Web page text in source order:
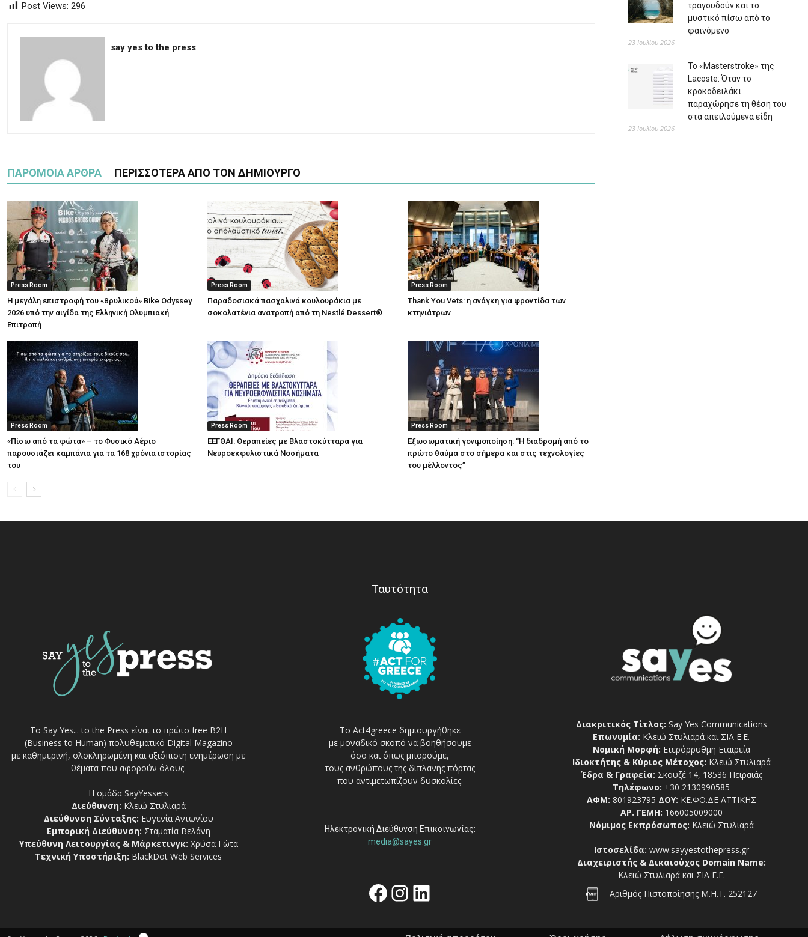
Post Views: 296
say yes to the press
ΠΑΡΟΜΟΙΑ ΑΡΘΡΑ ΠΕΡΙΣΣΟΤΕΡΑ ΑΠΟ ΤΟΝ ΔΗΜΙΟΥΡΓΟ
Press Room
Η μεγάλη επιστροφή του «θρυλικού» Bike Odyssey
2026 υπό την αιγίδα της Ελληνική Ολυμπιακή
Επιτροπή
Press Room
Παραδοσιακά πασχαλινά κουλουράκια με
σοκολατένια ανατροπή από τη Nestlé Dessert®
Press Room
Thank You Vets: η ανάγκη για φροντίδα των
κτηνιάτρων
Press Room
«Πίσω από τα φώτα» – το Φυσικό Αέριο
παρουσιάζει καμπάνια για τα 168 χρόνια ιστορίας
του
Press Room
ΕΕΓΘΑΙ: Θεραπείες με Βλαστοκύτταρα για
Νευροεκφυλιστικά Νοσήματα
Press Room
Eξωσωματική γονιμοποίηση: “Η διαδρομή από το
πρώτο θαύμα στο σήμερα και στις τεχνολογίες
του μέλλοντος’’
τραγουδούν και το
μυστικό πίσω από το
φαινόμενο
23 Ιουλίου 2026
Το «Masterstroke» της
Lacoste: Όταν το
κροκοδειλάκι
παραχώρησε τη θέση του
στα απειλούμενα είδη
23 Ιουλίου 2026
Το Say Yes... to the Press είναι το πρώτο free Β2Η
(Business to Human) πολυθεματικό Digital Magazino
με καθημερινή, ολοκληρωμένη και αξιόπιστη ενημέρωση με
θέματα που αφορούν όλους.
Η ομάδα SayYessers
Διεύθυνση: Κλειώ Στυλιαρά
Διεύθυνση Σύνταξης: Ευγενία Αντωνίου
Εμπορική Διεύθυνση: Σταματία Βελάνη
Υπεύθυνη Λειτουργίας & Μάρκετινγκ: Χρύσα Γώτα
Τεχνική Υποστήριξη: BlackDot Web Services
Ταυτότητα
Το Act4greece δημιουργήθηκε
με μοναδικό σκοπό να βοηθήσουμε
όσο και όπως μπορούμε,
τους ανθρώπους της διπλανής πόρτας
που αντιμετωπίζουν δυσκολίες.
Ηλεκτρονική Διεύθυνση Επικοινωνίας:
media@sayes.gr
Facebook
Instagram
Linkedin
Διακριτικός Τίτλος: Say Yes Communications
Επωνυμία: Κλειώ Στυλιαρά και ΣΙΑ Ε.Ε.
Νομική Μορφή: Ετερόρρυθμη Εταιρεία
Ιδιοκτήτης & Κύριος Μέτοχος: Κλειώ Στυλιαρά
Έδρα & Γραφεία: Σκουζέ 14, 18536 Πειραιάς
Τηλέφωνο: +30 2130990585
ΑΦΜ: 801923795 ΔΟΥ: ΚΕ.ΦΟ.ΔΕ ΑΤΤΙΚΗΣ
ΑΡ. ΓΕΜΗ: 166005009000
Νόμιμος Εκπρόσωπος: Κλειώ Στυλιαρά
Ιστοσελίδα: www.sayyestothepress.gr
Διαχειριστής & Δικαιούχος Domain Name:
Κλειώ Στυλιαρά και ΣΙΑ Ε.Ε.
Αριθμός Πιστοποίησης Μ.Η.Τ. 252127